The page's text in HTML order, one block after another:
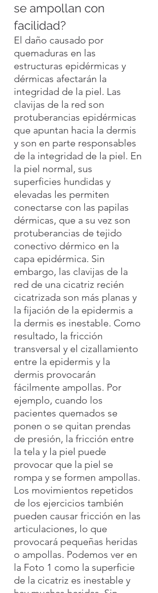
se ampollan con
facilidad?
El daño causado por
quemaduras en las
estructuras epidérmicas y
dérmicas afectarán la
integridad de la piel. Las
clavijas de la red son
protuberancias epidérmicas
que apuntan hacia la dermis
y son en parte responsables
de la integridad de la piel. En
la piel normal, sus
superficies hundidas y
elevadas les permiten
conectarse con las papilas
dérmicas, que a su vez son
protuberancias de tejido
conectivo dérmico en la
capa epidérmica. Sin
embargo, las clavijas de la
red de una cicatriz recién
cicatrizada son más planas y
la fijación de la epidermis a
la dermis es inestable. Como
resultado, la fricción
transversal y el cizallamiento
entre la epidermis y la
dermis provocarán
fácilmente ampollas. Por
ejemplo, cuando los
pacientes quemados se
ponen o se quitan prendas
de presión, la fricción entre
la tela y la piel puede
provocar que la piel se
rompa y se formen ampollas.
Los movimientos repetidos
de los ejercicios también
pueden causar fricción en las
articulaciones, lo que
provocará pequeñas heridas
o ampollas. Podemos ver en
la Foto 1 como la superficie
de la cicatriz es inestable y